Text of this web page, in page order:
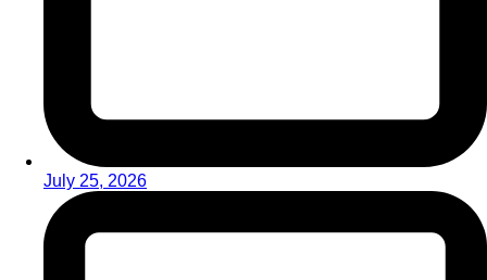
July 25, 2026